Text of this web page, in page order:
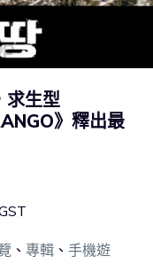
求生型
》釋出最
、 專輯、 手機遊